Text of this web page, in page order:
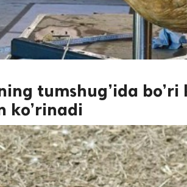
tumshug’ida
ko’rinadi